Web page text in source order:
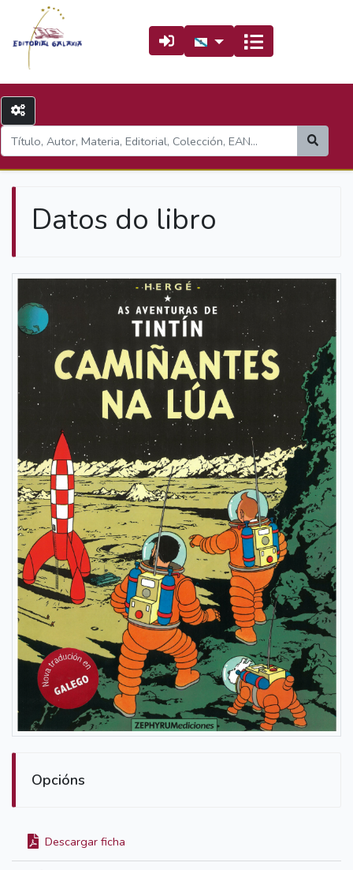
Datos do libro
Opcións
Descargar ficha